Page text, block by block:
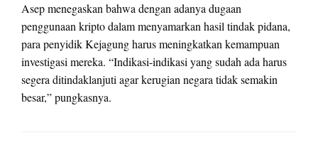
Asep menegaskan bahwa dengan adanya dugaan
penggunaan kripto dalam menyamarkan hasil tindak pidana,
para penyidik Kejagung harus meningkatkan kemampuan
investigasi mereka. “Indikasi-indikasi yang sudah ada harus
segera ditindaklanjuti agar kerugian negara tidak semakin
besar,” pungkasnya.